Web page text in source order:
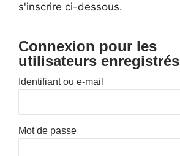
s'inscrire ci-dessous.
Connexion pour les
utilisateurs enregistrés
Identifiant ou e-mail
Mot de passe